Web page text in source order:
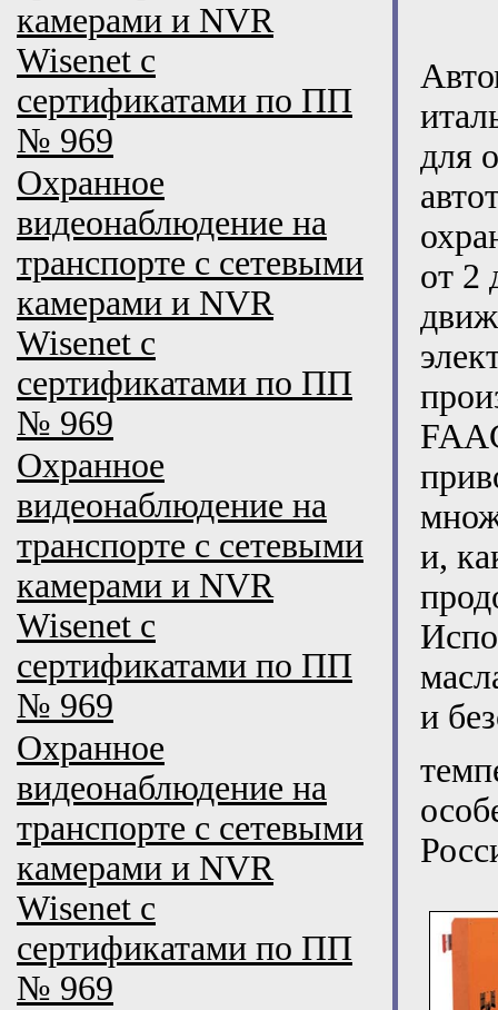
камерами и NVR
Wisenet с
сертификатами по ПП
№ 969
Охранное
видеонаблюдение на
транспорте с сетевыми
камерами и NVR
Wisenet с
сертификатами по ПП
№ 969
Охранное
видеонаблюдение на
транспорте с сетевыми
камерами и NVR
Wisenet с
сертификатами по ПП
№ 969
Охранное
видеонаблюдение на
транспорте с сетевыми
камерами и NVR
Wisenet с
сертификатами по ПП
№ 969
для
от 2
и,
и